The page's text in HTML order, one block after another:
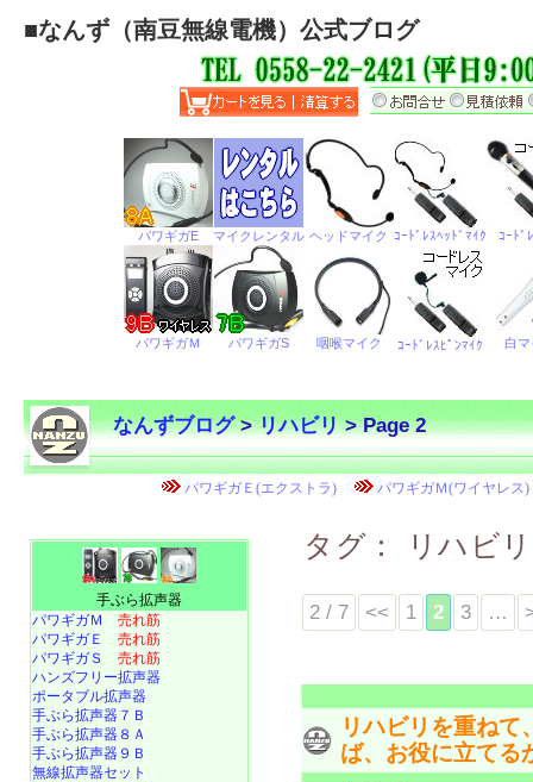
■なんず（南豆無線電機）公式ブログ
なんずブログ>リハビリ> Page 2
タグ： リハビリ
2 / 7 << 1 2 3 …
リハビリを重ねて
ば、お役に立てる
手ぶら拡声器
パワギガＭ 売れ筋
パワギガＥ 売れ筋
パワギガＳ 売れ筋
ハンズフリー拡声器
ポータブル拡声器
手ぶら拡声器７Ｂ
手ぶら拡声器８Ａ
手ぶら拡声器９Ｂ
無線拡声器セット